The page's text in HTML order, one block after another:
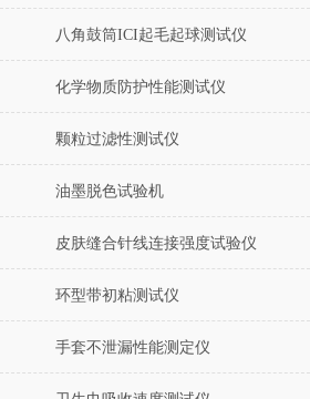
八角鼓筒ICI起毛起球测试仪
化学物质防护性能测试仪
颗粒过滤性测试仪
油墨脱色试验机
皮肤缝合针线连接强度试验仪
环型带初粘测试仪
手套不泄漏性能测定仪